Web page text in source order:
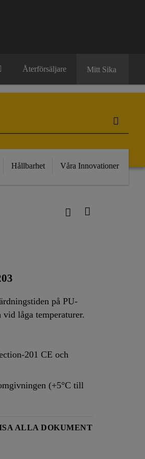
Återförsäljare Mitt Sika
Hållbarhet Våra Innovationer
på PU-
låga temperaturer.
201 CE och
(+5°C till
ALLA DOKUMENT